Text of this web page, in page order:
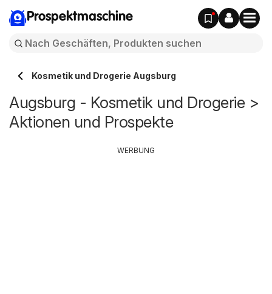
Prospektmaschine
Kosmetik und Drogerie Augsburg
Augsburg - Kosmetik und Drogerie >
Aktionen und Prospekte
WERBUNG